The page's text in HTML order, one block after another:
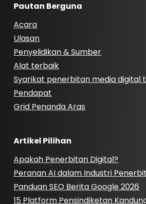
Pautan Berguna
Acara
Ulasan
Penyelidikan & Sumber
Alat terbaik
Syarikat penerbitan media digital
Pendapat
Grid Penanda Aras
Artikel Pilihan
Apakah Penerbitan Digital?
Peranan AI dalam Industri
Panduan SEO Berita Google 2026
15 Platform Pensindiketan